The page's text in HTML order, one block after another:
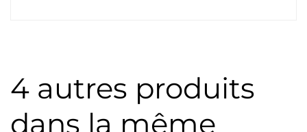
4 autres produits
dans la même